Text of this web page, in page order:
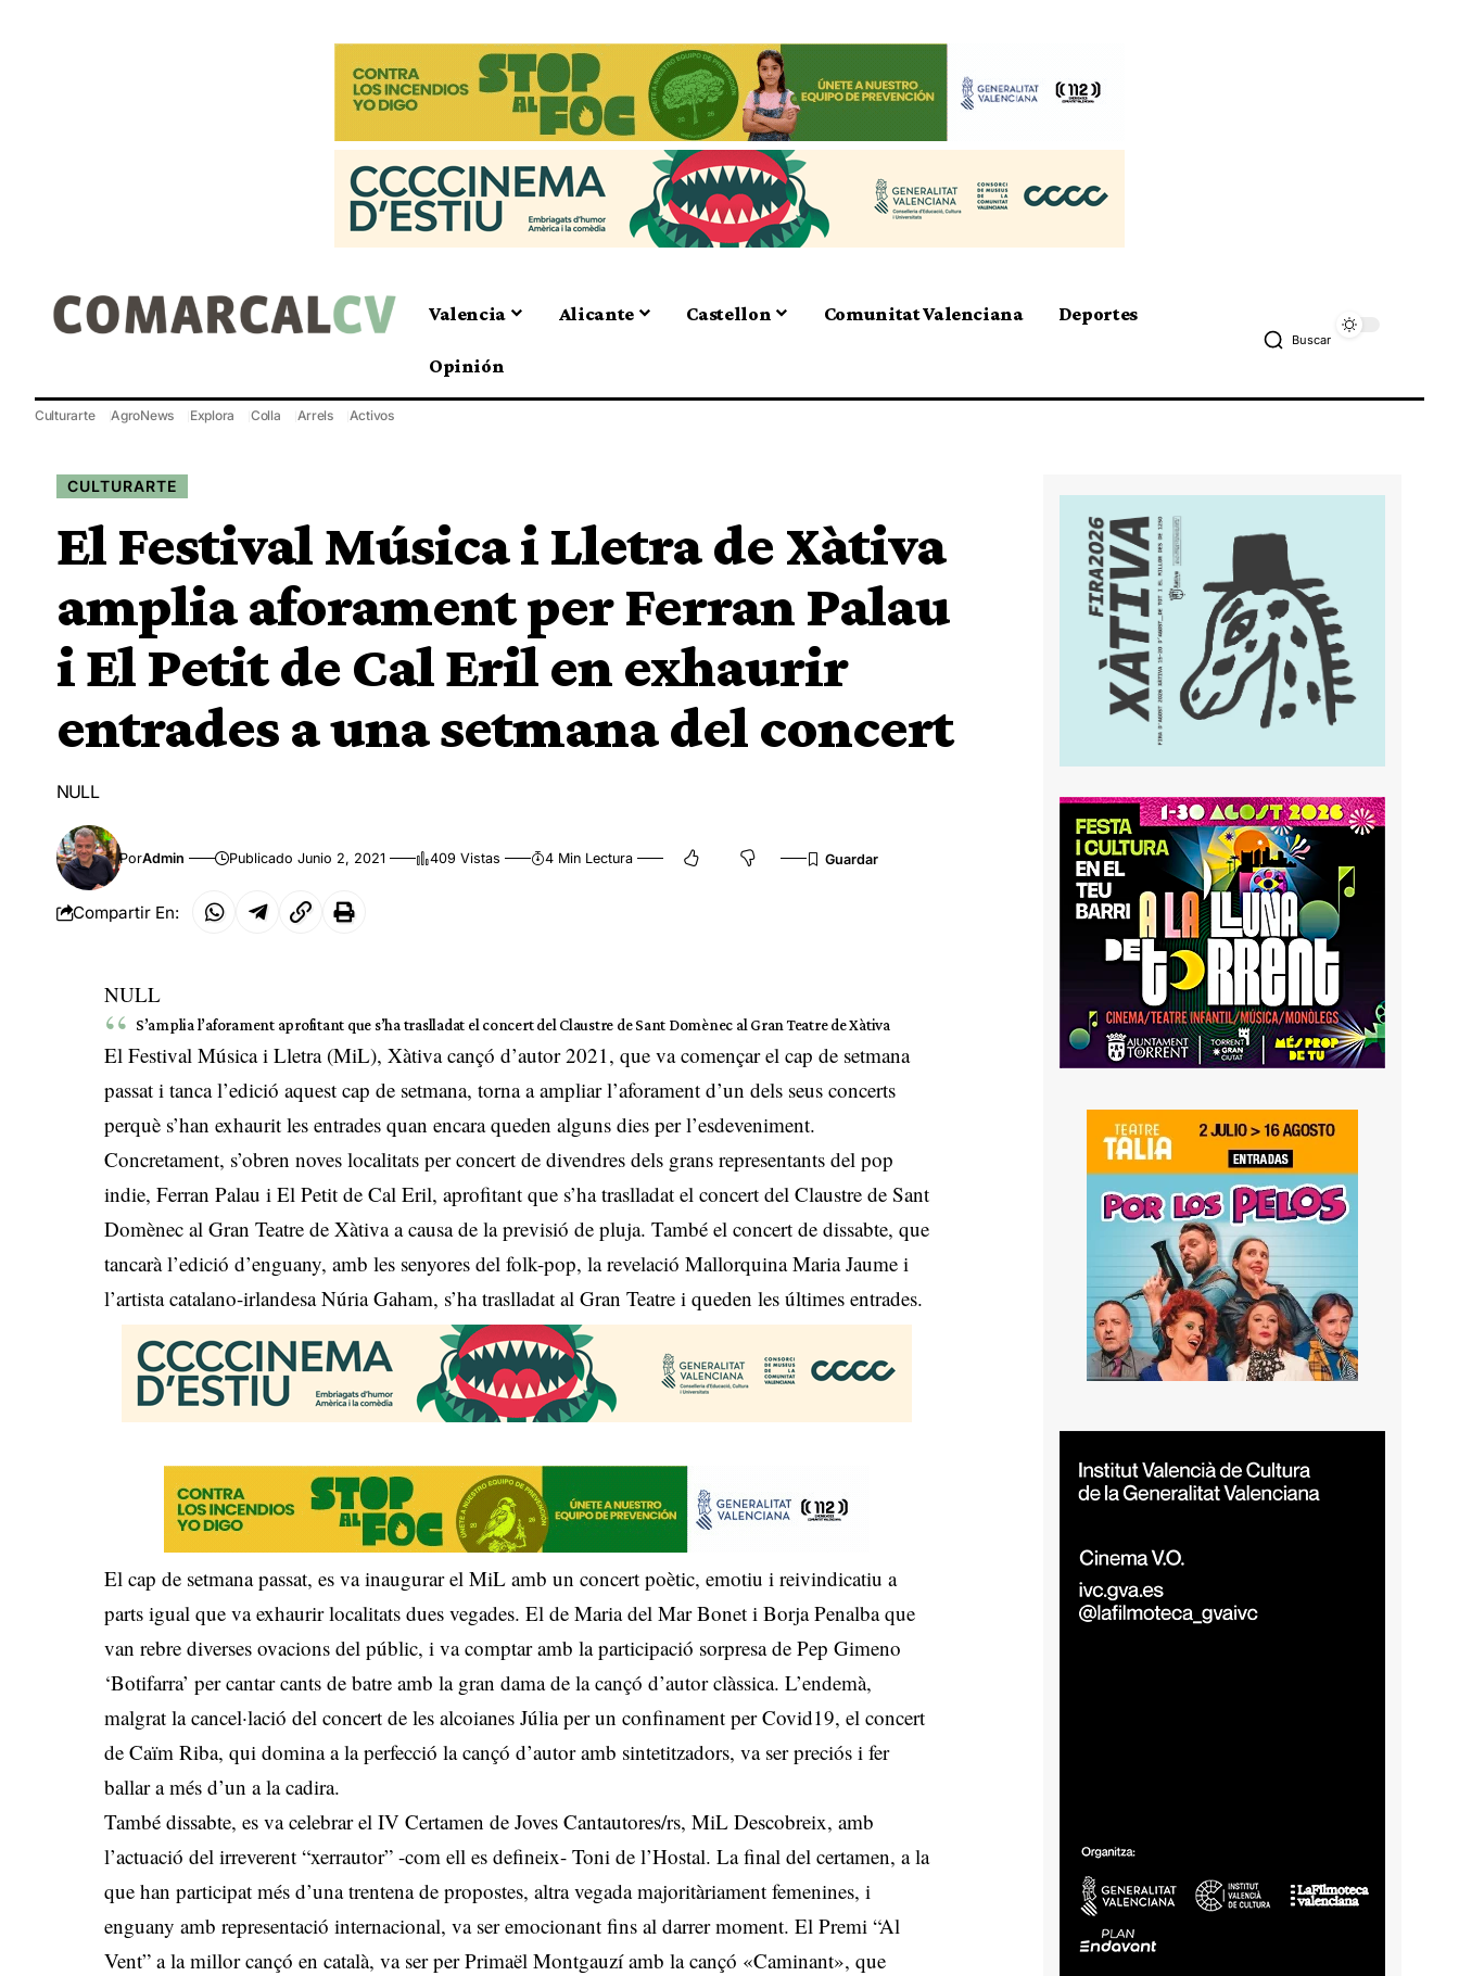
Valencia Alicante Castellon Comunitat Valenciana Deportes
Opinión
Buscar
Culturarte AgroNews Explora Colla Arrels Activos
CULTURARTE
El Festival Música i Lletra de Xàtiva
amplia aforament per Ferran Palau
i El Petit de Cal Eril en exhaurir
entrades a una setmana del concert
NULL
PorAdmin Publicado Junio 2, 2021 409 Vistas 4 Min Lectura
Compartir En:
NULL
S’amplia l’aforament aprofitant que s’ha traslladat el concert del Claustre de Sant Domènec al Gran Teatre de Xàtiva
El Festival Música i Lletra (MiL), Xàtiva cançó d’autor 2021, que va començar el cap de setmana
passat i tanca l’edició aquest cap de setmana, torna a ampliar l’aforament d’un dels seus concerts
perquè s’han exhaurit les entrades quan encara queden alguns dies per l’esdeveniment.
Concretament, s’obren noves localitats per concert de divendres dels grans representants del pop
indie, Ferran Palau i El Petit de Cal Eril, aprofitant que s’ha traslladat el concert del Claustre de Sant
Domènec al Gran Teatre de Xàtiva a causa de la previsió de pluja. També el concert de dissabte, que
tancarà l’edició d’enguany, amb les senyores del folk-pop, la revelació Mallorquina Maria Jaume i
l’artista catalano-irlandesa Núria Gaham, s’ha traslladat al Gran Teatre i queden les últimes entrades.
El cap de setmana passat, es va inaugurar el MiL amb un concert poètic, emotiu i reivindicatiu a
parts igual que va exhaurir localitats dues vegades. El de Maria del Mar Bonet i Borja Penalba que
van rebre diverses ovacions del públic, i va comptar amb la participació sorpresa de Pep Gimeno
‘Botifarra’ per cantar cants de batre amb la gran dama de la cançó d’autor clàssica. L’endemà,
malgrat la cancel·lació del concert de les alcoianes Júlia per un confinament per Covid19, el concert
de Caïm Riba, qui domina a la perfecció la cançó d’autor amb sintetitzadors, va ser preciós i fer
ballar a més d’un a la cadira.
També dissabte, es va celebrar el IV Certamen de Joves Cantautores/rs, MiL Descobreix, amb
l’actuació del irreverent “xerrautor” -com ell es defineix- Toni de l’Hostal. La final del certamen, a la
que han participat més d’una trentena de propostes, altra vegada majoritàriament femenines, i
enguany amb representació internacional, va ser emocionant fins al darrer moment. El Premi “Al
Vent” a la millor cançó en català, va ser per Primaël Montgauzí amb la cançó «Caminant», que